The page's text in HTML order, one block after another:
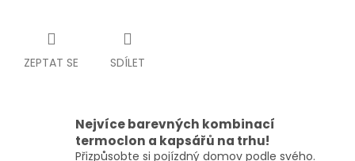
ZEPTAT SE SDÍLET
Nejvíce barevných kombinací
termoclon a kapsářů na trhu!
Přizpůsobte si pojízdný domov podle svého.